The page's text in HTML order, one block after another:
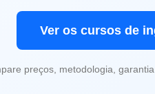
Ver os cursos de
preços, metodologia,